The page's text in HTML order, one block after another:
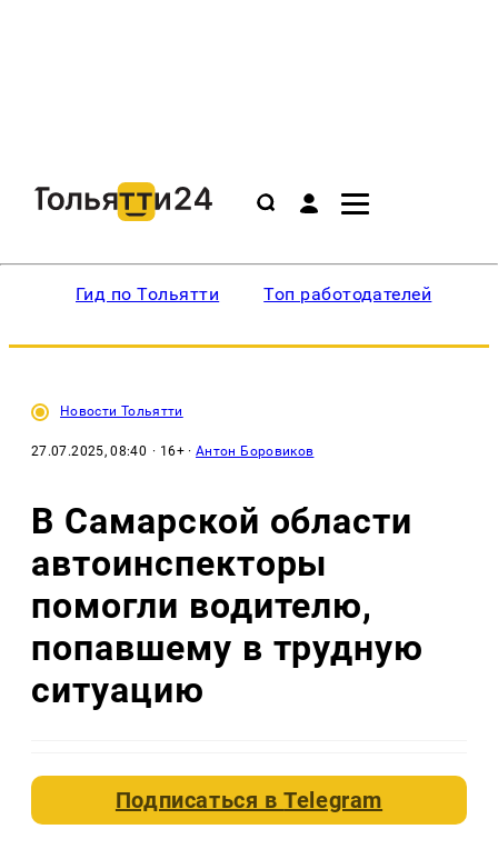
Гид по Тольятти Топ работодателей
Новости Тольятти
27.07.2025, 08:40 · 16+ ·Антон Боровиков
В Самарской области
автоинспекторы
помогли водителю,
попавшему в трудную
ситуацию
Подписаться вTelegram